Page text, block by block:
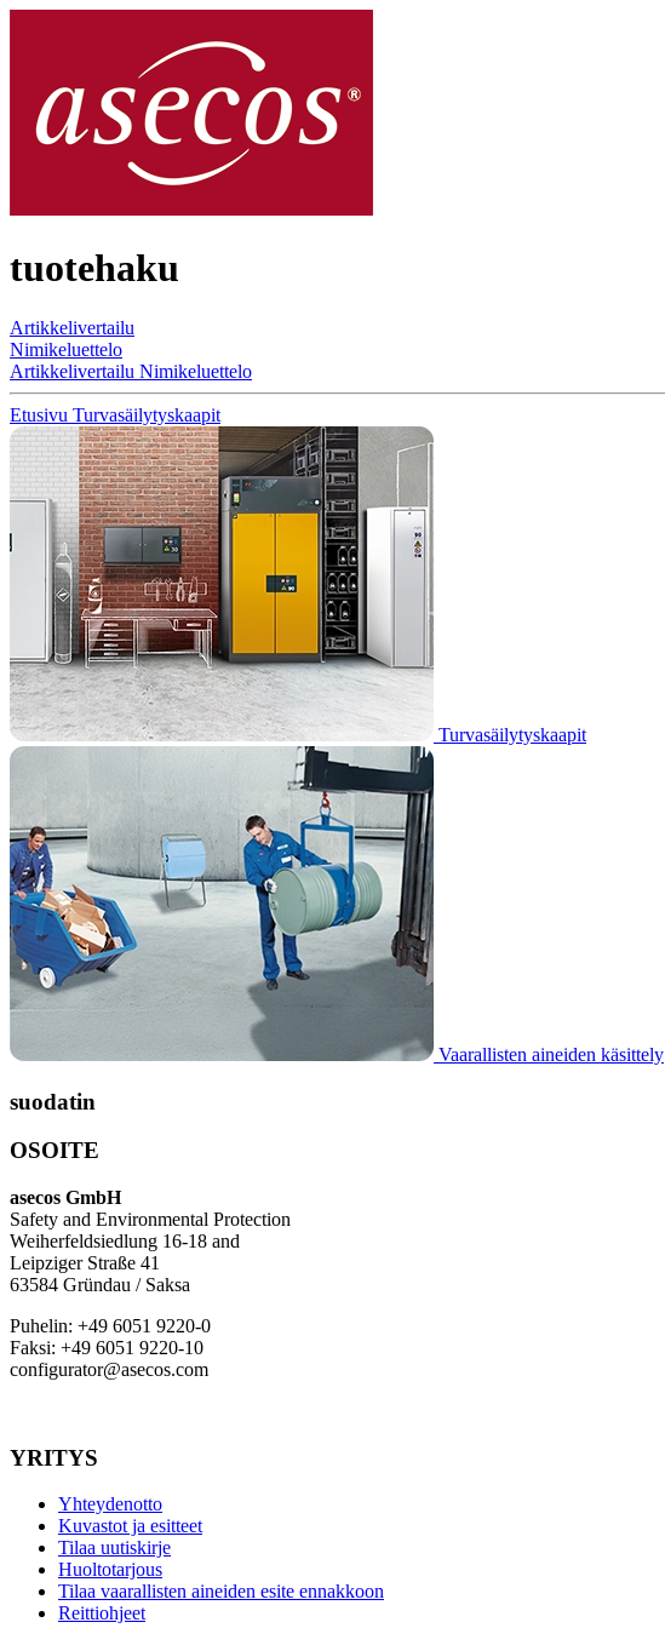
tuotehaku
Artikkelivertailu
Nimikeluettelo
Artikkelivertailu Nimikeluettelo
Etusivu Turvasäilytyskaapit
Turvasäilytyskaapit
Vaarallisten aineiden käsittely
suodatin
OSOITE
asecos GmbH
Safety and Environmental Protection
Weiherfeldsiedlung 16-18 and
Leipziger Straße 41
63584 Gründau / Saksa
Puhelin: +49 6051 9220-0
Faksi: +49 6051 9220-10
configurator@asecos.com
YRITYS
Yhteydenotto
Kuvastot ja esitteet
Tilaa uutiskirje
Huoltotarjous
Tilaa vaarallisten aineiden esite ennakkoon
Reittiohjeet